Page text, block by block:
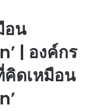
อน
| องค์กร
ดเหมือน